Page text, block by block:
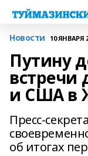
Новости 10 ЯНВАРЯ
Путину
встречи
и США в
Пресс-
об итогах